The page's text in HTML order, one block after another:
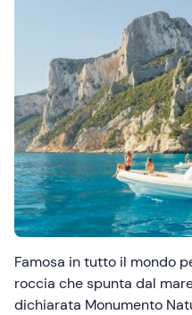
Famosa in tutto il mondo
roccia che spunta dal
dichiarata Monumento